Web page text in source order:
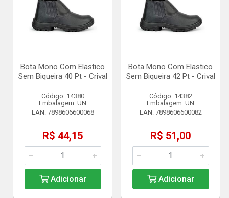
Bota Mono Com Elastico
Sem Biqueira 40 Pt - Crival
Código: 14380
Embalagem: UN
EAN: 7898606600068
R$ 44,15
Adicionar
Bota Mono Com Elastico
Sem Biqueira 42 Pt - Crival
Código: 14382
Embalagem: UN
EAN: 7898606600082
R$ 51,00
Adicionar